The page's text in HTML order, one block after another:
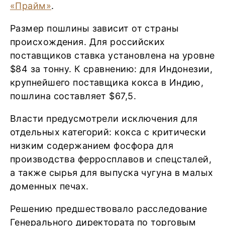
«Прайм».
Размер пошлины зависит от страны
происхождения. Для российских
поставщиков ставка установлена на уровне
$84 за тонну. К сравнению: для Индонезии,
крупнейшего поставщика кокса в Индию,
пошлина составляет $67,5.
Власти предусмотрели исключения для
отдельных категорий: кокса с критически
низким содержанием фосфора для
производства ферросплавов и спецсталей,
а также сырья для выпуска чугуна в малых
доменных печах.
Решению предшествовало расследование
Генерального директората по торговым